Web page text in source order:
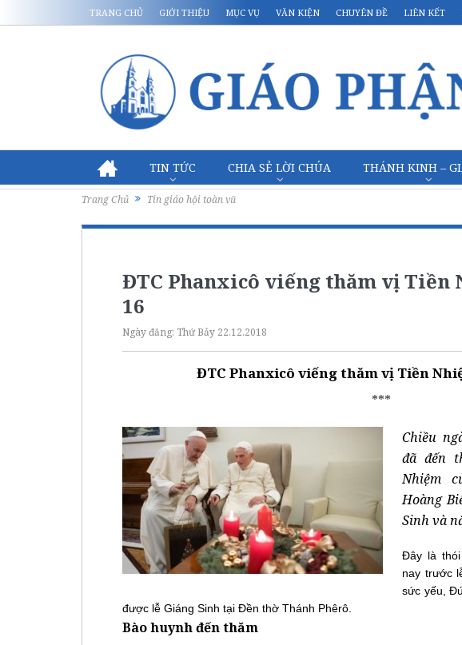
TRANG CHỦ GIỚI THIỆU MỤC VỤ VĂN KIỆN CHUYÊN ĐỀ LIÊN KẾT
TIN TỨC CHIA SẺ LỜI CHÚA THÁNH KINH –
Trang Chủ Tin giáo hội toàn vũ
ĐTC Phanxicô viếng thăm vị Tiền
16
Ngày đăng: Thứ Bảy 22.12.2018
ĐTC Phanxicô viếng thăm vị Tiền
***
Chiều
đã đến
Nhiệm
Hoàng
Sinh và
Đây là
nay trước
sức yếu,
được lễ Giáng Sinh tại Đền thờ Thánh Phêrô.
Bào huynh đến thăm